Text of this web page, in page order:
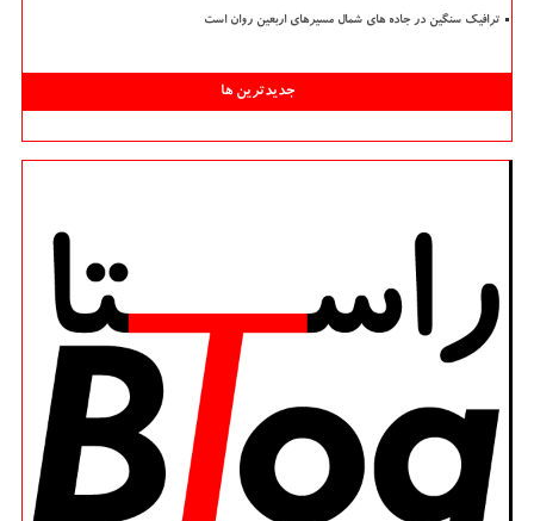
ترافیک سنگین در جاده های شمال مسیرهای اربعین روان است
جدیدترین ها